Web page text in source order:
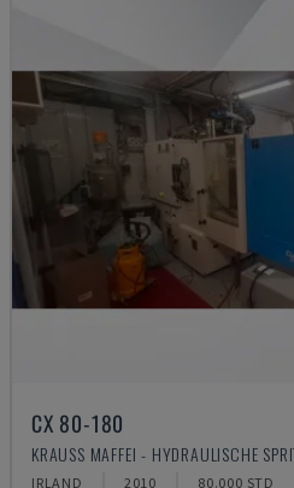
CX 80-180
KRAUSS MAFFEI - HYDRAULISCHE
IRLAND 2010 80.000 STD